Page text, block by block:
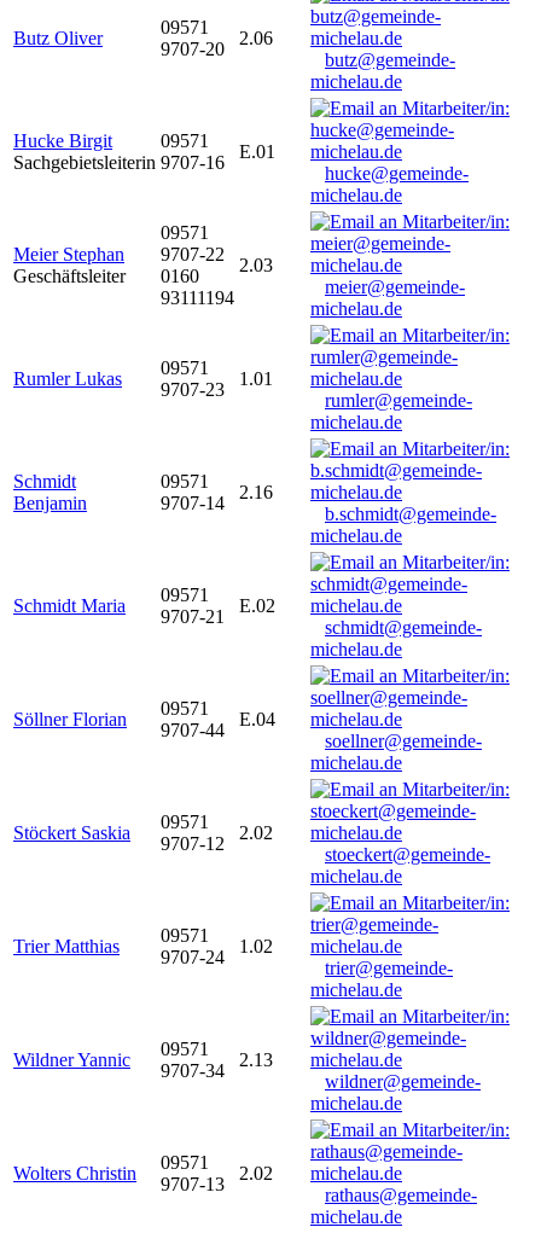
Butz Oliver
09571
9707-20
2.06
butz@gemeinde-
michelau.de
Hucke Birgit
Sachgebietsleiterin
09571
9707-16
E.01
hucke@gemeinde-
michelau.de
Meier Stephan
Geschäftsleiter
09571
9707-22
0160
93111194
2.03
meier@gemeinde-
michelau.de
Rumler Lukas
09571
9707-23
1.01
rumler@gemeinde-
michelau.de
Schmidt
Benjamin
09571
9707-14
2.16
b.schmidt@gemeinde-
michelau.de
Schmidt Maria
09571
9707-21
E.02
schmidt@gemeinde-
michelau.de
Söllner Florian
09571
9707-44
E.04
soellner@gemeinde-
michelau.de
Stöckert Saskia
09571
9707-12
2.02
stoeckert@gemeinde-
michelau.de
Trier Matthias
09571
9707-24
1.02
trier@gemeinde-
michelau.de
Wildner Yannic
09571
9707-34
2.13
wildner@gemeinde-
michelau.de
Wolters Christin
09571
9707-13
2.02
rathaus@gemeinde-
michelau.de